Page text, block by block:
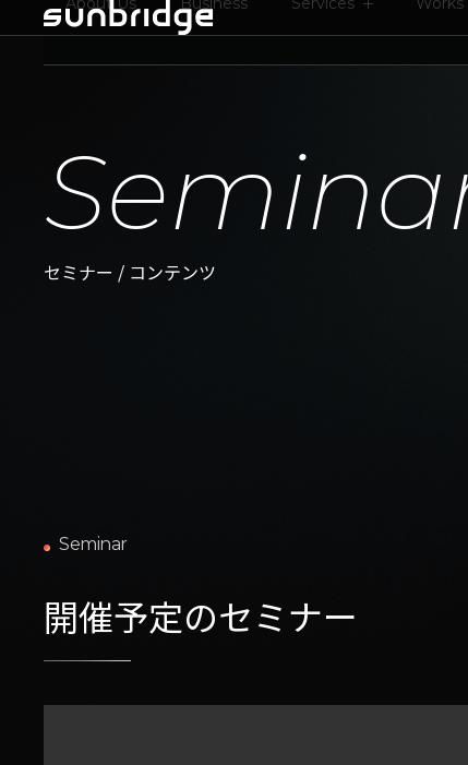
セミナー / コンテンツ
Seminar
開催予定のセミナー